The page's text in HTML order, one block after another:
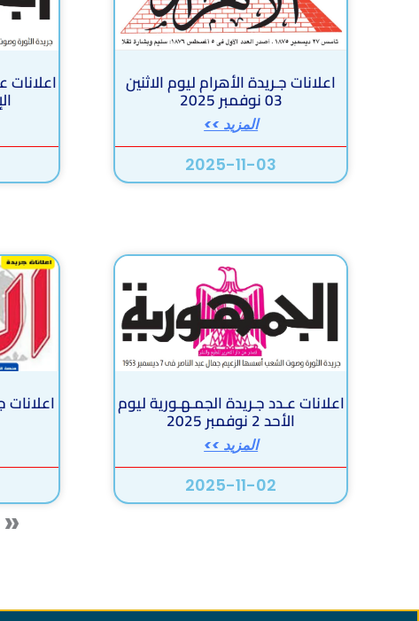
اعلانات جـريدة الأهرام ليوم الاثنين
03 نوفمبر 2025
المزيد >>
2025-11-03
اعلانات
اعلانات عـدد جـريدة الجمـهـورية ليوم
الأحد 2 نوفمبر 2025
المزيد >>
2025-11-02
« Previous